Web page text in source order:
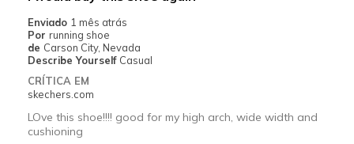
Enviado 1 mês atrás
Por running shoe
de Carson City, Nevada
Describe Yourself Casual
CRÍTICA EM
skechers.com
LOve this shoe!!!! good for my high arch, wide width and
cushioning